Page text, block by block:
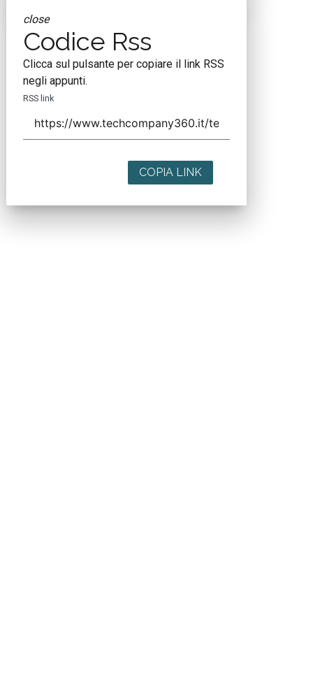
close
Codice Rss
Clicca sul pulsante per copiare il link RSS
negli appunti.
RSS link
COPIA LINK